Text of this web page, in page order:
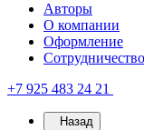
Авторы
О компании
Оформление
Сотрудничество
+7 925 483 24 21
Назад